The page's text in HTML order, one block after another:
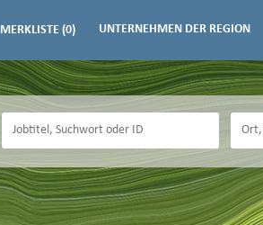
MERKLISTE (0) UNTERNEHMEN DER REGION